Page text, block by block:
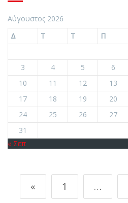
Αύγουστος 2026
Δ
Τ Τ Π
3
4 5 6
10
11 12 13
17
18 19 20
24
25 26 27
31
« Σεπ
« 1 …